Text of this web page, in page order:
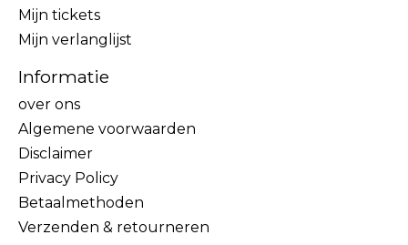
Mijn tickets
Mijn verlanglijst
Informatie
over ons
Algemene voorwaarden
Disclaimer
Privacy Policy
Betaalmethoden
Verzenden & retourneren